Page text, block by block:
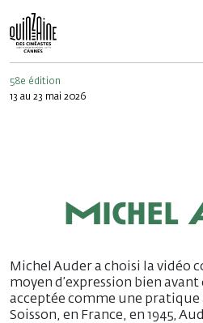
58e édition
13 au 23 mai 2026
Michel
Michel Auder a choisi la vidéo
moyen d’expression bien
acceptée comme une pratique
Soisson, en France, en 1945,